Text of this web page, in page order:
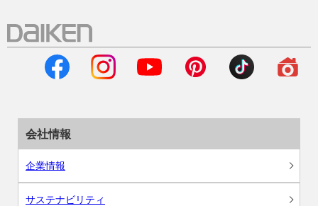
会社情報
企業情報
サステナビリティ